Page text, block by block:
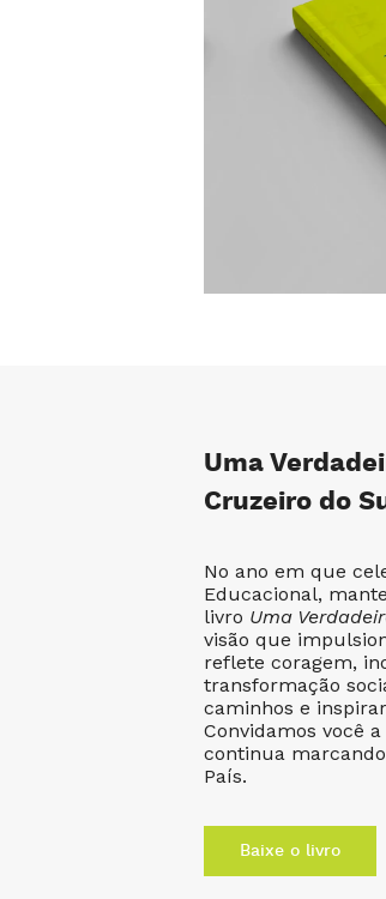
Uma
Cruzeiro do
No ano em que
Educacional,
livro Uma
visão que
reflete coragem,
transformação
caminhos e
Convidamos você
continua
País.
Baixe o livro